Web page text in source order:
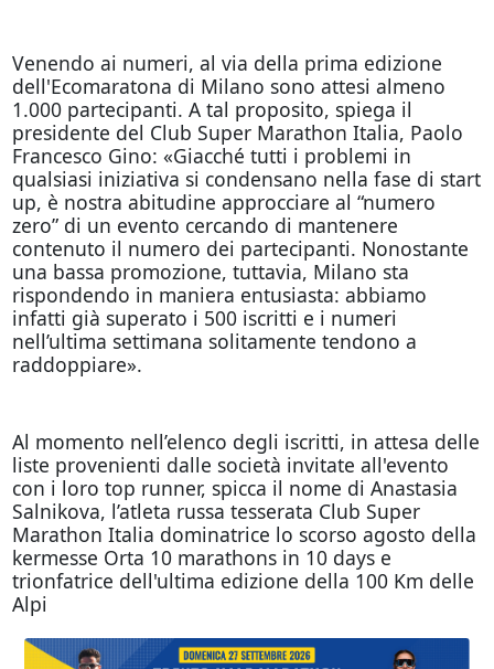
Venendo ai numeri, al via della prima edizione
dell'Ecomaratona di Milano sono attesi almeno
1.000 partecipanti. A tal proposito, spiega il
presidente del Club Super Marathon Italia, Paolo
Francesco Gino: «Giacché tutti i problemi in
qualsiasi iniziativa si condensano nella fase di start
up, è nostra abitudine approcciare al “numero
zero” di un evento cercando di mantenere
contenuto il numero dei partecipanti. Nonostante
una bassa promozione, tuttavia, Milano sta
rispondendo in maniera entusiasta: abbiamo
infatti già superato i 500 iscritti e i numeri
nell’ultima settimana solitamente tendono a
raddoppiare».
Al momento nell’elenco degli iscritti, in attesa delle
liste provenienti dalle società invitate all'evento
con i loro top runner, spicca il nome di Anastasia
Salnikova, l’atleta russa tesserata Club Super
Marathon Italia dominatrice lo scorso agosto della
kermesse Orta 10 marathons in 10 days e
trionfatrice dell'ultima edizione della 100 Km delle
Alpi